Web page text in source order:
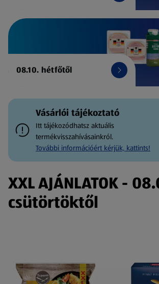
08.10. hétfőtől
Vásárlói tájékoztató
Itt tájékozódhatsz aktuális
termékvisszahívásainkról.
További információért kérjük, kattints!
XXL AJÁNLATOK -
csütörtöktől